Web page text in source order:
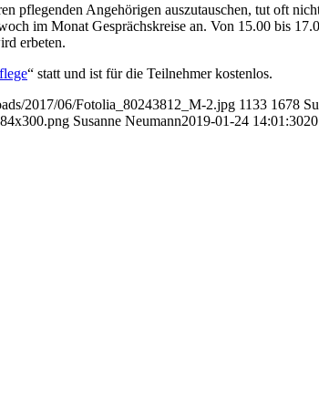
pflegenden Angehörigen auszutauschen, tut oft
im Monat Gesprächskreise an. Von 15.00 bis
erbeten.
“ statt und ist für die Teilnehmer kostenlos.
2017/06/Fotolia_80243812_M-2.jpg 1133 1678
Susanne Neumann2019-01-24 14:01:30